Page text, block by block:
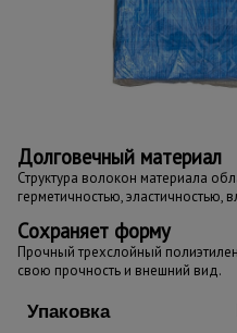
Долговечный материал
Структура волокон материала
герметичностью, эластичностью,
Сохраняет форму
Прочный трехслойный
свою прочность и внешний вид.
Упаковка